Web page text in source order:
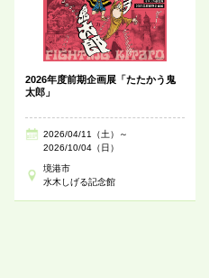
2026年度前期企画展「たたかう鬼
太郎」
2026/04/11（土）～
2026/10/04（日）
境港市
水木しげる記念館